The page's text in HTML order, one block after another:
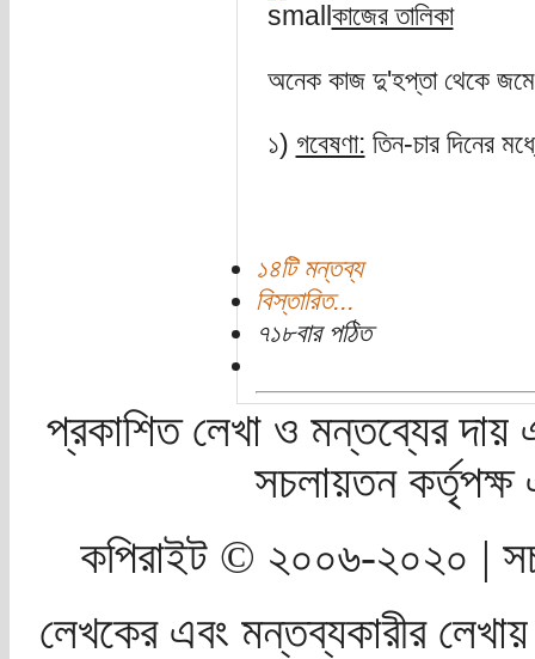
কাজের তালিকা
অনেক কাজ দু'হপ্তা থেকে
১) গবেষণা: তিন-চার দিনের
১৪টি মন্তব্য
বিস্তারিত...
৭১৮বার পঠিত
প্রকাশিত লেখা ও মন্তব্যের দায়
সচলায়তন
কপিরাইট © ২০০৬-২০২০ |
লেখকের এবং মন্তব্যকারীর